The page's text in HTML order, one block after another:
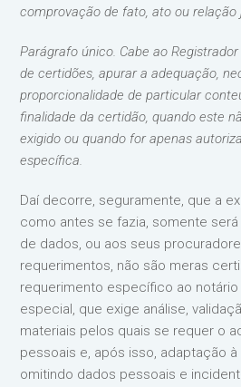
comprovação de fato, ato ou relação
Parágrafo único. Cabe ao
de certidões, apurar a adequação,
proporcionalidade de particular
finalidade da certidão, quando este
exigido ou quando for apenas
específica.
Daí decorre, seguramente, que a
como antes se fazia, somente
de dados, ou aos seus
requerimentos, não são meras
requerimento específico ao
especial, que exige análise,
materiais pelos quais se requer o
pessoais e, após isso, adaptação à
omitindo dados pessoais e